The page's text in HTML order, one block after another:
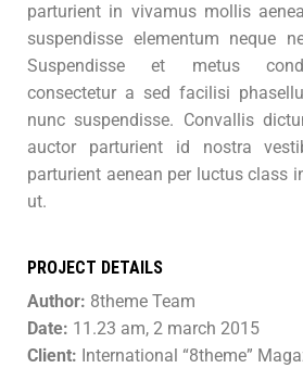
parturient in vivamus mollis
suspendisse elementum neque
Suspendisse et metus
consectetur a sed facilisi
nunc suspendisse. Convallis
auctor parturient id nostra
parturient aenean per luctus class
ut.
PROJECT DETAILS
Author: 8theme Team
Date: 11.23 am, 2 march 2015
Client: International “8theme”